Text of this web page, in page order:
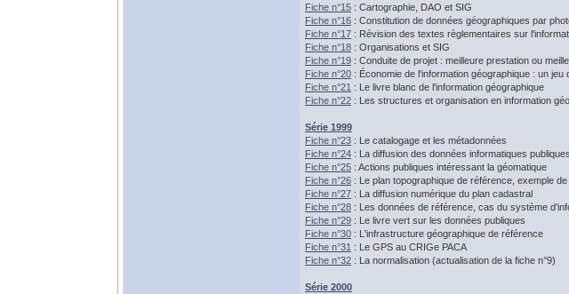
Fiche n°15 : Cartographie, DAO et SIG
Fiche n°16 : Constitution de données géographiques par
Fiche n°17 : Révision des textes règlementaires sur
Fiche n°18 : Organisations et SIG
Fiche n°19 : Conduite de projet : meilleure prestation ou
Fiche n°20 : Économie de l'information géographique : un jeu
Fiche n°21 : Le livre blanc de l'information géographique
Fiche n°22 : Les structures et organisation en information
Série 1999
Fiche n°23 : Le catalogage et les métadonnées
Fiche n°24 : La diffusion des données informatiques
Fiche n°25 : Actions publiques intéressant la géomatique
Fiche n°26 : Le plan topographique de référence, exemple
Fiche n°27 : La diffusion numérique du plan cadastral
Fiche n°28 : Les données de référence, cas du système
Fiche n°29 : Le livre vert sur les données publiques
Fiche n°30 : L'infrastructure géographique de référence
Fiche n°31 : Le GPS au CRIGe PACA
Fiche n°32 : La normalisation (actualisation de la fiche n°9)
Série 2000